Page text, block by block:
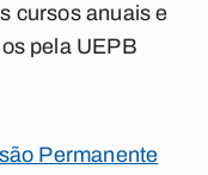
cursos anuais e
pela UEPB
Permanente